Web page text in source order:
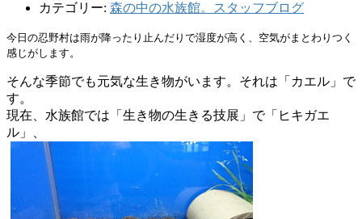
カテゴリー: 森の中の水族館。スタッフブログ
今日の忍野村は雨が降ったり止んだりで湿度が高く、 空気がまとわりつく
感じがします。
そんな季節でも元気な生き物がいます。それは「カエル」で
す。
現在、水族館では「生き物の生きる技展」で「ヒキガエ
ル」、